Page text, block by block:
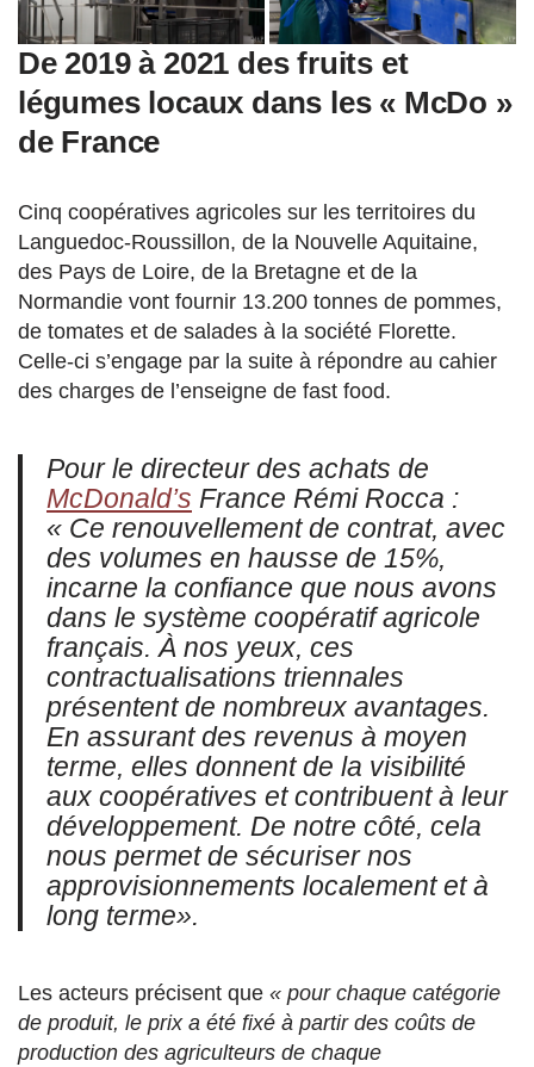
De 2019 à 2021 des fruits et
légumes locaux dans les « McDo »
de France
Cinq coopératives agricoles sur les territoires du
Languedoc-Roussillon, de la Nouvelle Aquitaine,
des Pays de Loire, de la Bretagne et de la
Normandie vont fournir 13.200 tonnes de pommes,
de tomates et de salades à la société Florette.
Celle-ci s’engage par la suite à répondre au cahier
des charges de l’enseigne de fast food.
Pour le directeur des achats de
McDonald’s France Rémi Rocca :
« Ce renouvellement de contrat, avec
des volumes en hausse de 15%,
incarne la confiance que nous avons
dans le système coopératif agricole
français. À nos yeux, ces
contractualisations triennales
présentent de nombreux avantages.
En assurant des revenus à moyen
terme, elles donnent de la visibilité
aux coopératives et contribuent à leur
développement. De notre côté, cela
nous permet de sécuriser nos
approvisionnements localement et à
long terme».
Les acteurs précisent que « pour chaque catégorie
de produit, le prix a été fixé à partir des coûts de
production des agriculteurs de chaque